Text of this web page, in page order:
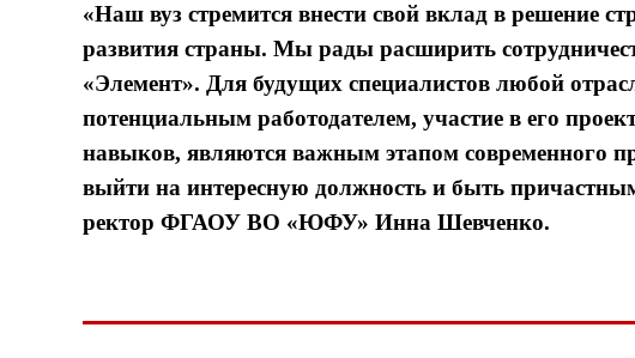
«Наш вуз стремится внести свой вклад в решение
развития страны. Мы рады расширить
«Элемент». Для будущих специалистов любой
потенциальным работодателем, участие в его
навыков, являются важным этапом современного
выйти на интересную должность и быть
ректор ФГАОУ ВО «ЮФУ» Инна Шевченко.